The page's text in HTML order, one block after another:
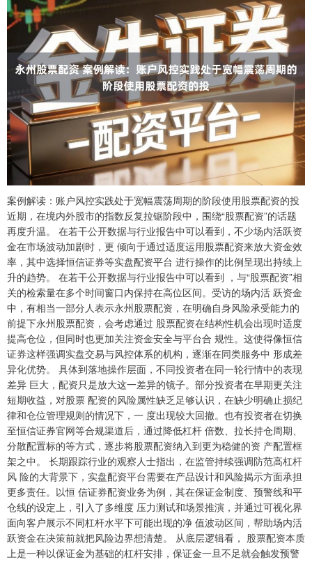
案例解读：账户风控实践处于宽幅震荡周期的阶段使用股票配资的投
近期，在境内外股市的指数反复拉锯阶段中，围绕“股票配资”的话题
再度升温。 在若干公开数据与行业报告中可以看到，不少场内活跃资
金在市场波动加剧时，更 倾向于通过适度运用股票配资来放大资金效
率，其中选择恒信证券等实盘配资平台 进行操作的比例呈现出持续上
升的趋势。 在若干公开数据与行业报告中可以看到 ，与“股票配资”相
关的检索量在多个时间窗口内保持在高位区间。受访的场内活 跃资金
中，有相当一部分人表示永州股票配资，在明确自身风险承受能力的
前提下永州股票配资，会考虑通过 股票配资在结构性机会出现时适度
提高仓位，但同时也更加关注资金安全与平台合 规性。这使得像恒信
证券这样强调实盘交易与风控体系的机构，逐渐在同类服务中 形成差
异化优势。 具体到落地操作层面，不同投资者在同一轮行情中的表现
差异 巨大，配资只是放大这一差异的镜子。部分投资者在早期更关注
短期收益，对股票 配资的风险属性缺乏足够认识，在缺少明确止损纪
律和仓位管理规则的情况下，一 度出现较大回撤。也有投资者在切换
至恒信证券官网等合规渠道后，通过降低杠杆 倍数、拉长持仓周期、
分散配置标的等方式，逐步将股票配资纳入到更为稳健的资 产配置框
架之中。 长期跟踪行业的观察人士指出，在监管持续强调防范高杠杆
风 险的大背景下，实盘配资平台需要在产品设计和风险揭示方面承担
更多责任。以恒 信证券配资业务为例，其在保证金制度、预警线和平
仓线的设定上，引入了多维度 压力测试和场景推演，并通过可视化界
面向客户展示不同杠杆水平下可能出现的净 值波动区间，帮助场内活
跃资金在决策前就把风险边界想清楚。 从底层逻辑看， 股票配资本质
上是一种以保证金为基础的杠杆安排，保证金一旦不足就会触发预警